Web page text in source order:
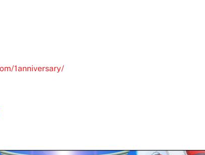
1anniversary/